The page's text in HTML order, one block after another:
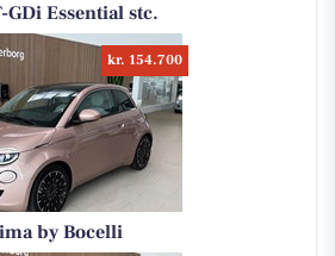
Essential stc.
kr. 154.700
by Bocelli